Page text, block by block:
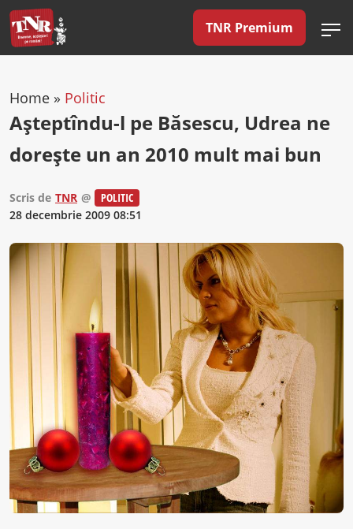
TNR Premium
Home » Politic
Aşteptîndu-l pe Băsescu, Udrea ne
doreşte un an 2010 mult mai bun
Scris de TNR @
POLITIC
28 decembrie 2009 08:51